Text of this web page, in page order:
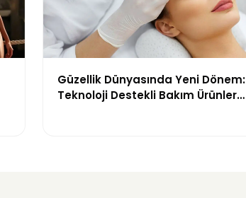
Güzellik Dünyasında Yeni Dönem:
Teknoloji Destekli Bakım Ürünleri